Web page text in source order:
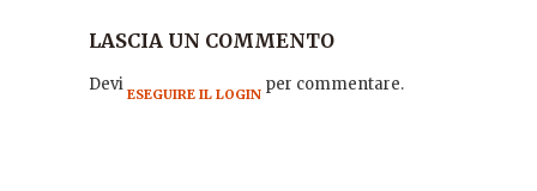
LASCIA UN COMMENTO
Devi ESEGUIRE IL LOGIN per commentare.